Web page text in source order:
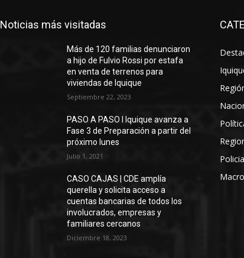
Noticias más visitadas
Más de 120 familias denunciaron
a hijo de Fulvio Rossi por estafa
en venta de terrenos para
viviendas de Iquique
Septiembre 22, 2023
PASO A PASO I Iquique avanza a
Fase 3 de Preparación a partir del
próximo lunes
Julio 1, 2021
CASO CAJAS | CDE amplía
querella y solicita acceso a
cuentas bancarias de todos los
involucrados, empresas y
familiares cercanos
Diciembre 18, 2023